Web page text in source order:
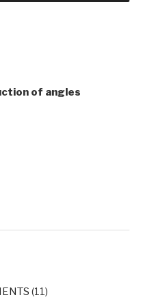
of angles
(11)